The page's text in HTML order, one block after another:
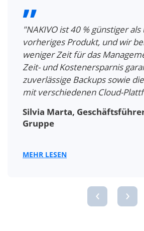
"NAKIVO ist 40 % günstiger als
vorheriges Produkt, und wir
weniger Zeit für das
Zeit- und Kostenersparnis
zuverlässige Backups sowie
mit verschiedenen Cloud-
Silvia Marta,
Gruppe
MEHR LESEN
‹ ›